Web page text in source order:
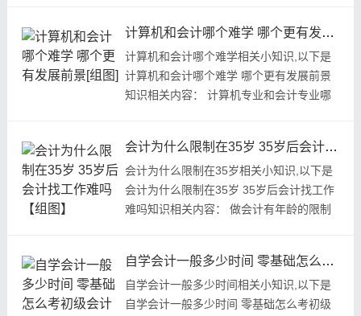
计算机和会计哪个难学 哪个更有发展前景[组图]
计算机和会计哪个难学相关小知识,以下是
计算机和会计哪个难学 哪个更有发展前景
知识相关内容： 计算机专业和会计专业哪
会计为什么限制在35岁 35岁后会计找工作难吗【组图】
会计为什么限制在35岁相关小知识,以下是
会计为什么限制在35岁 35岁后会计找工作
难吗知识相关内容： 做会计有年龄的限制
自学会计一般多少时间 零基础怎么考初级会计[组图]
自学会计一般多少时间相关小知识,以下是
自学会计一般多少时间 零基础怎么考初级